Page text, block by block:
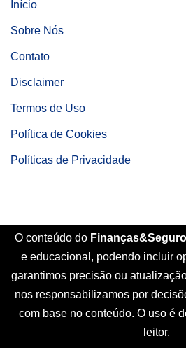
Início
Sobre Nós
Contato
Disclaimer
Termos de Uso
Política de Cookies
Políticas de Privacidade
O conteúdo do
e educacional, podendo incluir
garantimos precisão ou
nos responsabilizamos por
com base no conteúdo. O uso é
leitor.